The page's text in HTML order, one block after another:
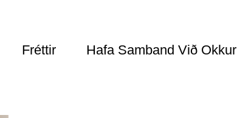
Fréttir Hafa Samband Við Okkur